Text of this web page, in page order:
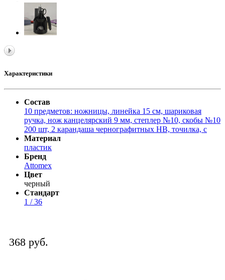
Характеристики
Состав
10 предметов: ножницы, линейка 15 см, шариковая
ручка, нож канцелярский 9 мм, степлер №10, скобы №10
200 шт, 2 карандаша чернографитных HB, точилка, с
Материал
пластик
Бренд
Attomex
Цвет
черный
Стандарт
1 / 36
368 руб.